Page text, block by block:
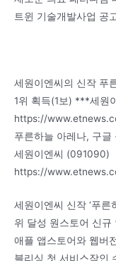
트윈 기술개발사업
세원이엔씨의 신작 푸
1위 획득(1보) ***세원
https://
푸른하늘 아레나, 구
세원이엔씨 (091090)
https://
세원이엔씨 신작 ‘푸른
위 달성 원스토어 신규
애플 앱스토어와 웹버
블리싱 첫 서비스작인